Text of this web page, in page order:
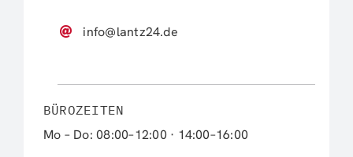
info@lantz24.de
BÜROZEITEN
Mo – Do: 08:00–12:00 · 14:00–16:00